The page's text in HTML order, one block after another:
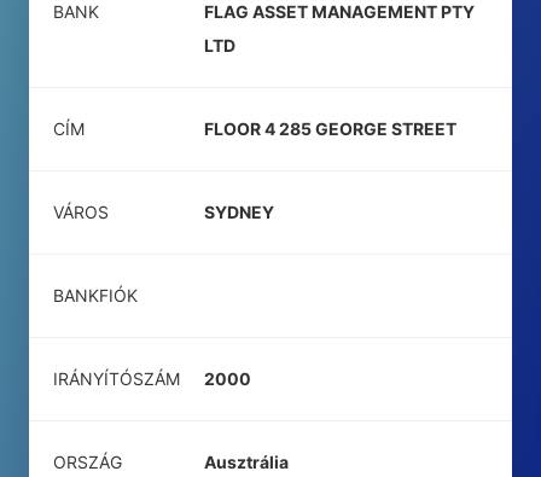
BANK
FLAG ASSET MANAGEMENT PTY
LTD
CÍM FLOOR 4 285 GEORGE STREET
VÁROS SYDNEY
BANKFIÓK
IRÁNYÍTÓSZÁM 2000
ORSZÁG Ausztrália